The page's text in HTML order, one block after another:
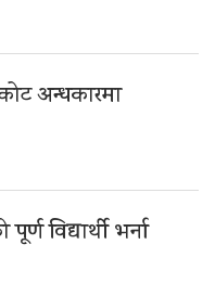
अन्धकारमा
विद्यार्थी भर्ना